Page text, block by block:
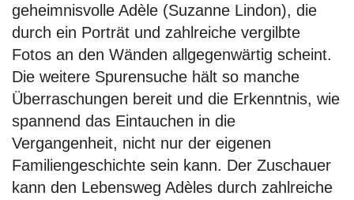
geheimnisvolle Adèle (Suzanne Lindon), die
durch ein Porträt und zahlreiche vergilbte
Fotos an den Wänden allgegenwärtig scheint.
Die weitere Spurensuche hält so manche
Überraschungen bereit und die Erkenntnis, wie
spannend das Eintauchen in die
Vergangenheit, nicht nur der eigenen
Familiengeschichte sein kann. Der Zuschauer
kann den Lebensweg Adèles durch zahlreiche